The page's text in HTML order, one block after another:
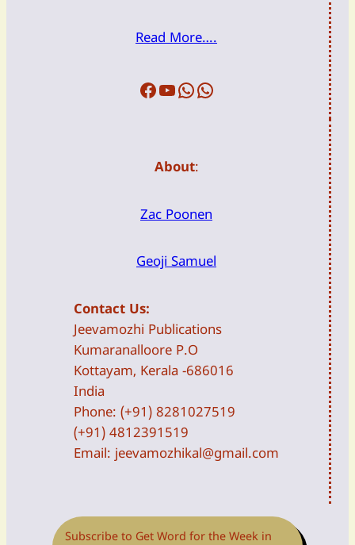
Read More….
Facebook Youtube WFTWDailyDevotion
About:
Zac Poonen
Geoji Samuel
Contact Us:
Jeevamozhi Publications
Kumaranalloore P.O
Kottayam, Kerala -686016
India
Phone: (+91) 8281027519
(+91) 4812391519
Email: jeevamozhikal@gmail.com
Subscribe to Get Word for the Week in